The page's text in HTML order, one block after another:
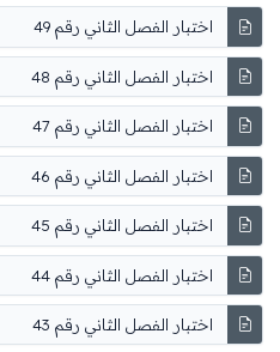
اختبار الفصل الثاني رقم 49
اختبار الفصل الثاني رقم 48
اختبار الفصل الثاني رقم 47
اختبار الفصل الثاني رقم 46
اختبار الفصل الثاني رقم 45
اختبار الفصل الثاني رقم 44
اختبار الفصل الثاني رقم 43